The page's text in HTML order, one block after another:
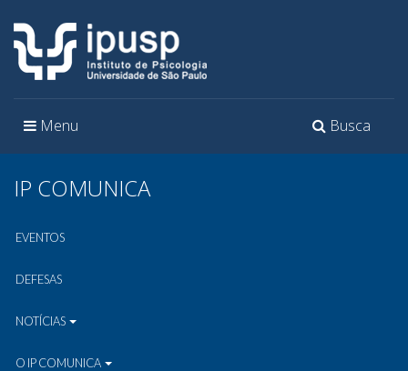
Toggle
Busca
Toggle
Menu
IP COMUNICA
EVENTOS
DEFESAS
NOTÍCIAS
O IP COMUNICA